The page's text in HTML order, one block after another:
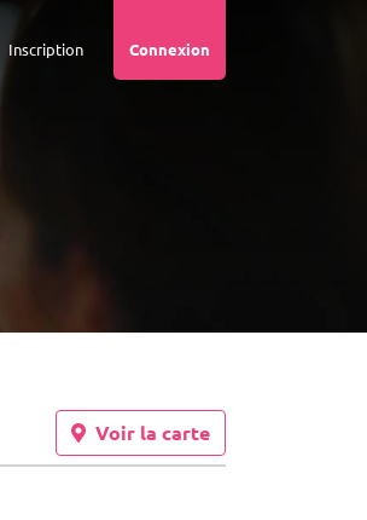
Connexion
Inscription
Voir la carte